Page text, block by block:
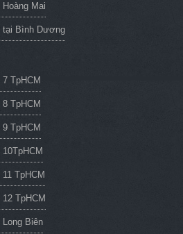
Mai
tại Bình Dương
TpHCM
TpHCM
TpHCM
TpHCM
TpHCM
Long Biên